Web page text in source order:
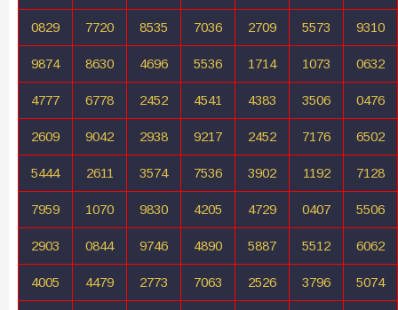
0829 7720 8535 7036 2709 5573 9310
9874 8630 4696 5536 1714 1073 0632
4777 6778 2452 4541 4383 3506 0476
2609 9042 2938 9217 2452 7176 6502
5444 2611 3574 7536 3902 1192 7128
7959 1070 9830 4205 4729 0407 5506
2903 0844 9746 4890 5887 5512 6062
4005 4479 2773 7063 2526 3796 5074